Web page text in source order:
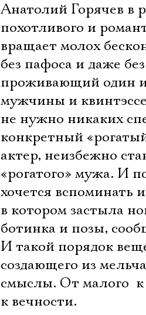
Анатолий Горячев в
похотливого и
вращает молох
без пафоса и даже
проживающий один
мужчины и
не нужно никаких
конкретный
актер, неизбежно
«рогатого» мужа. И
хочется вспоминать
в котором застыла
ботинка и позы,
И такой порядок
создающего из
смыслы. От малого  к
к вечности.